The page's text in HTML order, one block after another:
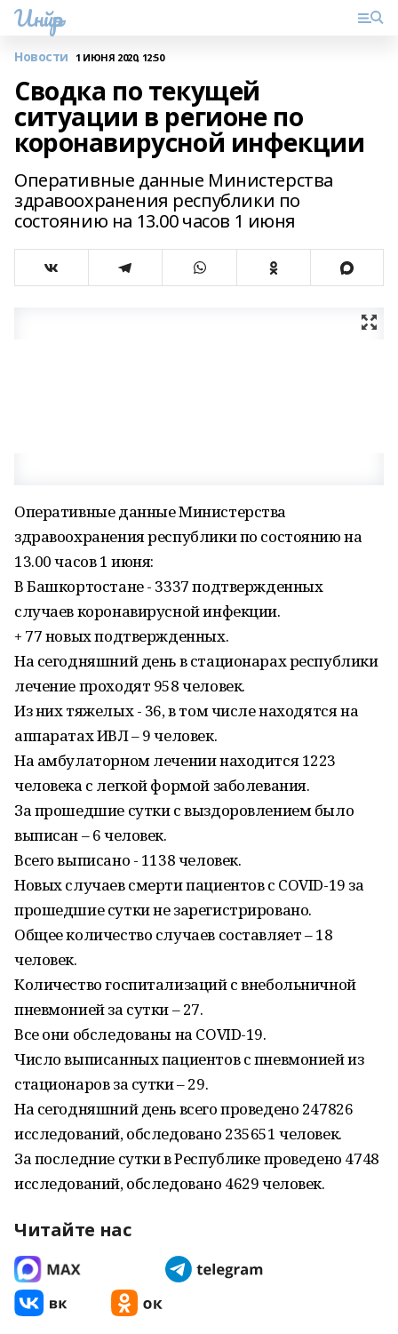
Инйәр
Новости 1 ИЮНЯ 2020, 12:50
Сводка по текущей
ситуации в регионе по
коронавирусной инфекции
Оперативные данные Министерства
здравоохранения республики по
состоянию на 13.00 часов 1 июня
Оперативные данные Министерства
здравоохранения республики по состоянию на
13.00 часов 1 июня:
В Башкортостане - 3337 подтвержденных
случаев коронавирусной инфекции.
+ 77 новых подтвержденных.
На сегодняшний день в стационарах республики
лечение проходят 958 человек.
Из них тяжелых - 36, в том числе находятся на
аппаратах ИВЛ – 9 человек.
На амбулаторном лечении находится 1223
человека с легкой формой заболевания.
За прошедшие сутки с выздоровлением было
выписан – 6 человек.
Всего выписано - 1138 человек.
Новых случаев смерти пациентов с COVID-19 за
прошедшие сутки не зарегистрировано.
Общее количество случаев составляет – 18
человек.
Количество госпитализаций с внебольничной
пневмонией за сутки – 27.
Все они обследованы на COVID-19.
Число выписанных пациентов с пневмонией из
стационаров за сутки – 29.
На сегодняшний день всего проведено 247826
исследований, обследовано 235651 человек.
За последние сутки в Республике проведено 4748
исследований, обследовано 4629 человек.
Читайте нас